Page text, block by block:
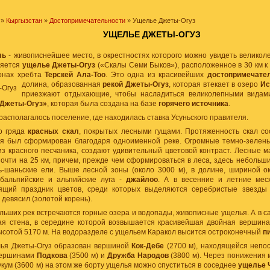
Кыргызстан » Достопримечательности » Ущелье Джеты-Огуз
УЩЕЛЬЕ ДЖЕТЫ-ОГУЗ
- живописнейшее место, в окрестностях которого можно увидеть
ущелье Джеты-Огуз («Скалы Семи Быков»), расположенное в 30 км к
хребтаТерскей Ала-Тоо. Это одна из красивейших
долина, образованнаярекой Джеты-Огуз, которая втекает в озеро
приезжают отдыхающие, чтобы насладиться великолепными
Огуз», которая была создана на базе горячего источника.
поселение, где находилась ставка Усуньского правителя.
грядакрасных скал, покрытых лесными гущами. Протяженность скал
был сформирован благодаря одноименной реке. Огромные темно-
красного песчаника, создают удивительный цветовой контраст. Лесные
на 25 км, причем, прежде чем сформироваться в леса, здесь
шаньские ели. Выше лесной зоны (около 3000 м), в долине, шириной
и альпийские луга -джайлоо. А в весенние и летние
праздник цветов, среди которых выделяются серебристые
(золотой корень).
рек встречаются горные озера и водопады, живописные ущелья. А в
стена, в середине которой возвышается красивейшая двойная
5170 м. На водоразделе с ущельем Каракол высится остроконечный
Джеты-Огуз образован вершиной Кок-Дебе (2700 м), находящейся
Подкова(3500 м) и Дружба Народов(3800 м). Через понижения
(3600 м) на этом же борту ущелья можно спуститься в соседнее ущелье